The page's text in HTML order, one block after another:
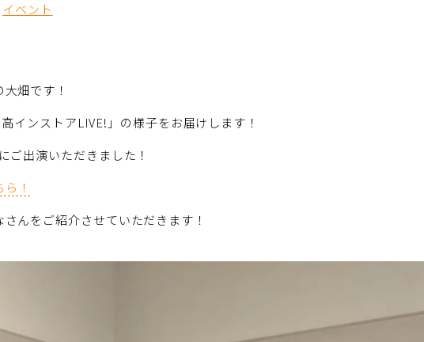
イベント
畑です！
インストアLIVE!」の様子をお届けします！
ご出演いただきました！
ら！
んをご紹介させていただきます！